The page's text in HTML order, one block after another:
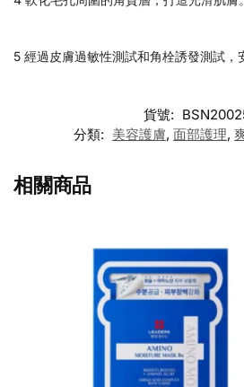
5 經過皮膚過敏性測試和角栓誘發測試，
貨號:
分類: 美容護膚, 面部護理,
相關商品